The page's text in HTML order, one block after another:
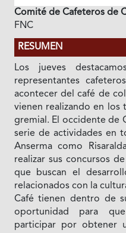
Comité de Cafeteros de
FNC
RESUMEN
Los jueves
representantes
acontecer del café de
vienen realizando en los
gremial. El occidente de
serie de actividades en
Anserma como
realizar sus concursos
que buscan el
relacionados con la
Café tienen dentro de
oportunidad para
participar por obtener